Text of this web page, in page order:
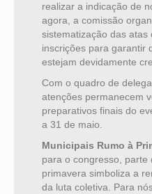
realizar a indicação de
agora, a comissão
sistematização das atas
inscrições para garantir
estejam devidamente
Com o quadro de
atenções permanecem
preparativos finais do
a 31 de maio.
Municipais Rumo à
para o congresso, parte
primavera simboliza a
da luta coletiva. Para